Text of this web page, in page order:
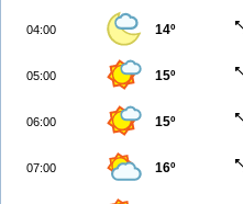
04:00 14º
05:00 15º
06:00 15º
07:00 16º